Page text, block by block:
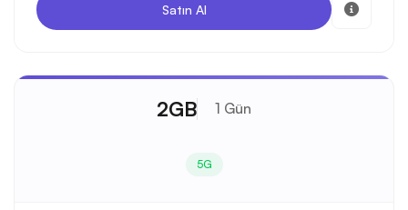
Satın Al
2GB 1 Gün
5G